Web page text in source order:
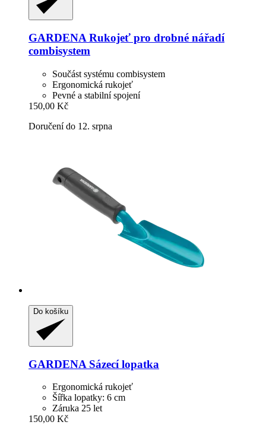
GARDENA Rukojeť pro drobné nářadí
combisystem
Součást systému combisystem
Ergonomická rukojeť
Pevné a stabilní spojení
150,00 Kč
Doručení do 12. srpna
Do košíku
GARDENA Sázecí lopatka
Ergonomická rukojeť
Šířka lopatky: 6 cm
Záruka 25 let
150,00 Kč